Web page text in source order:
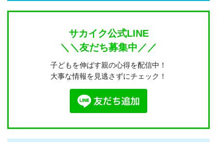
サカイク公式LINE
＼＼友だち募集中／／
子どもを伸ばす親の心得を配信中！
大事な情報を見逃さずにチェック！